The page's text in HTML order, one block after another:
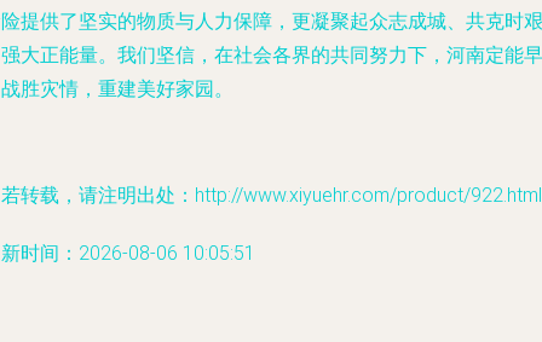
提供了坚实的物质与人力保障，更凝聚起众志成城、共克时艰
大正能量。我们坚信，在社会各界的共同努力下，河南定能早
胜灾情，重建美好家园。
转载，请注明出处：http://www.xiyuehr.com/product/922.html
时间：2026-08-06 10:05:51